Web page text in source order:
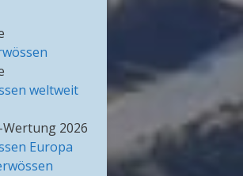
weltweit
Wertung 2026
Europa